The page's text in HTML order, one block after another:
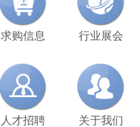
求购信息 行业展会
人才招聘 关于我们